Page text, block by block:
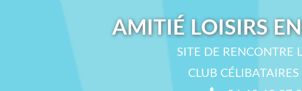
AMITIÉ LOISIRS
SITE DE RENCONTRE
CLUB CÉLIBATAIRES